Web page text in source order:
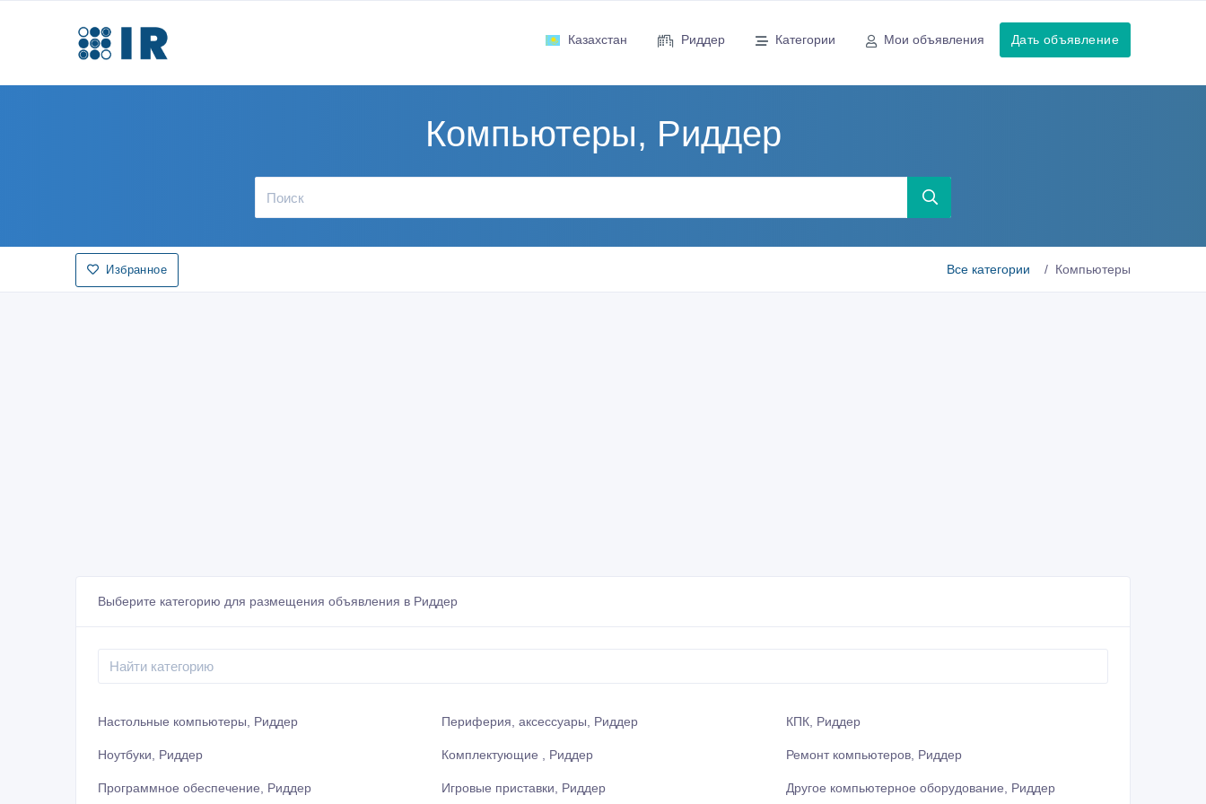
Казахстан Риддер Категории Мои объявления Дать объявление
Компьютеры, Риддер
Избранное Все категории Компьютеры
Выберите категорию для размещения объявления в Риддер
Настольные компьютеры, Риддер
Ноутбуки, Риддер
Программное обеспечение, Риддер
Периферия, аксессуары, Риддер
Комплектующие , Риддер
Игровые приставки, Риддер
КПК, Риддер
Ремонт компьютеров, Риддер
Другое компьютерное оборудование, Риддер